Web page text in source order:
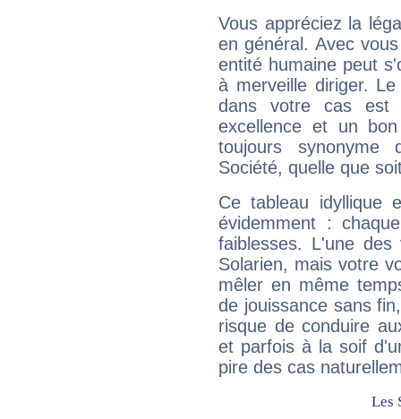
Vous appréciez la
en général. Avec
entité humaine peut
à merveille diriger.
dans votre cas est
excellence et un
toujours synonyme
Société, quelle que
Ce tableau idyllique
évidemment :
faiblesses. L'une
Solarien, mais votre
mêler en même
de jouissance sans
risque de conduire
et parfois à la soif
pire des cas